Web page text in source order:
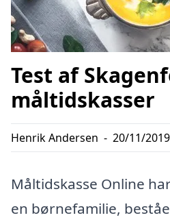
Test af
måltidskasser
Henrik Andersen - 20/11/2019
Måltidskasse Online
en børnefamilie,